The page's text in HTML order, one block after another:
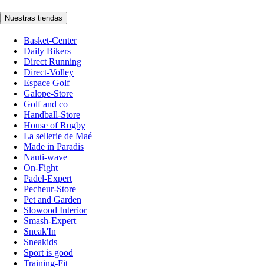
Nuestras tiendas
Basket-Center
Daily Bikers
Direct Running
Direct-Volley
Espace Golf
Galope-Store
Golf and co
Handball-Store
House of Rugby
La sellerie de Maé
Made in Paradis
Nauti-wave
On-Fight
Padel-Expert
Pecheur-Store
Pet and Garden
Slowood Interior
Smash-Expert
Sneak'In
Sneakids
Sport is good
Training-Fit